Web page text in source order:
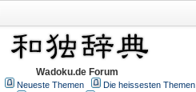
Wadoku.de Forum
Neueste Themen
Die heissesten Themen